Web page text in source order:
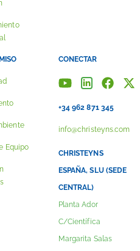
Equipo
CONECTAR
+34 962 871 345
info@christeyns.com
CHRISTEYNS
ESPAÑA, SLU (SEDE
CENTRAL)
Planta Ador
C/Científica
Margarita Salas